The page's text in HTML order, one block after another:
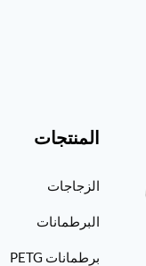
المنتجات
الزجاجات
البرطمانات
برطمانات PETG